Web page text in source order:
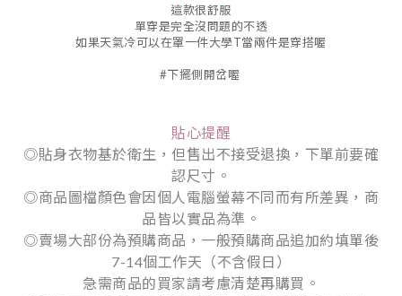
這款很舒服
單穿是完全沒問題的不透
如果天氣冷可以在罩一件大學T當兩件是穿搭喔
#下擺側開岔喔
貼心提醒
◎貼身衣物基於衛生，但售出不接受退換，下單前要確
認尺寸。
◎商品圖檔顏色會因個人電腦螢幕不同而有所差異，商
品皆以實品為準。
◎賣場大部份為預購商品，一般預購商品追加約填單後
7-14個工作天（不含假日）
急需商品的買家請考慮清楚再購買。